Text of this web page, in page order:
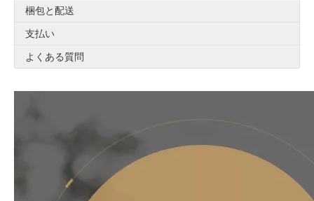
梱包と配送
支払い
よくある質問